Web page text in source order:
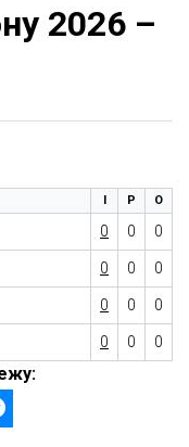
2026 –
І Р О
0 0 0
0 0 0
0 0 0
0 0 0